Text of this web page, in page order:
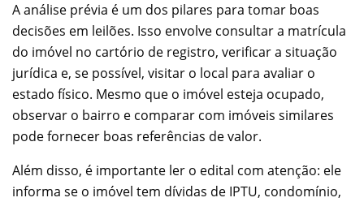
A análise prévia é um dos pilares para tomar boas
decisões em leilões. Isso envolve consultar a matrícula
do imóvel no cartório de registro, verificar a situação
jurídica e, se possível, visitar o local para avaliar o
estado físico. Mesmo que o imóvel esteja ocupado,
observar o bairro e comparar com imóveis similares
pode fornecer boas referências de valor.
Além disso, é importante ler o edital com atenção: ele
informa se o imóvel tem dívidas de IPTU, condomínio,